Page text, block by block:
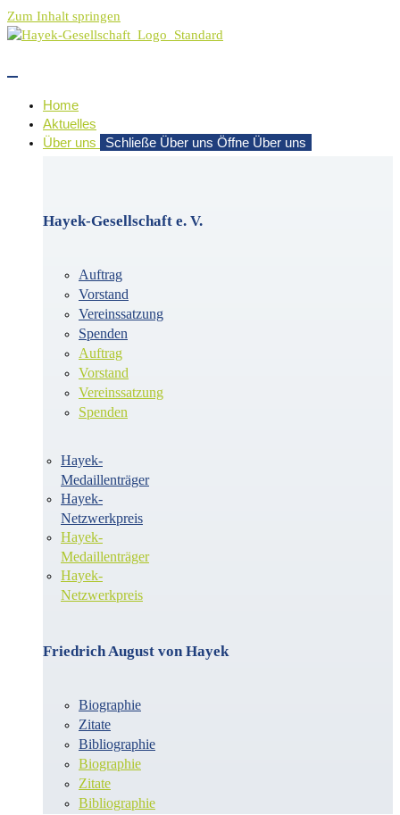
Zum Inhalt springen
Home
Aktuelles
Über uns
Schließe Über uns Öffne Über uns
Hayek-Gesellschaft e. V.
Auftrag
Vorstand
Vereinssatzung
Spenden
Auftrag
Vorstand
Vereinssatzung
Spenden
Hayek-
Medaillenträger
Hayek-
Netzwerkpreis
Hayek-
Medaillenträger
Hayek-
Netzwerkpreis
Friedrich August von Hayek
Biographie
Zitate
Bibliographie
Biographie
Zitate
Bibliographie